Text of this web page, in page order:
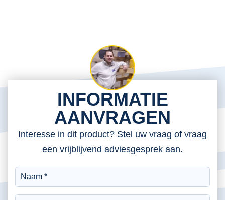
INFORMATIE
AANVRAGEN
Interesse in dit product? Stel uw vraag of vraag
een vrijblijvend adviesgesprek aan.